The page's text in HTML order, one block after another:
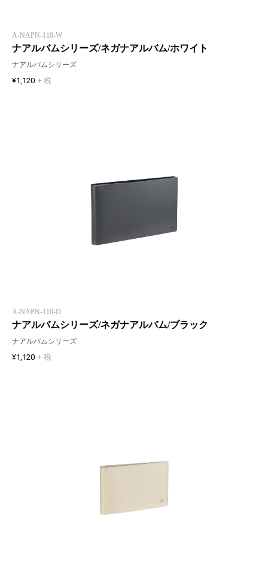
A-NAPN-110-W
ナアルバムシリーズ/ネガナアルバム/ホワイト
ナアルバムシリーズ
¥1,120 + 税
A-NAPN-110-D
ナアルバムシリーズ/ネガナアルバム/ブラック
ナアルバムシリーズ
¥1,120 + 税